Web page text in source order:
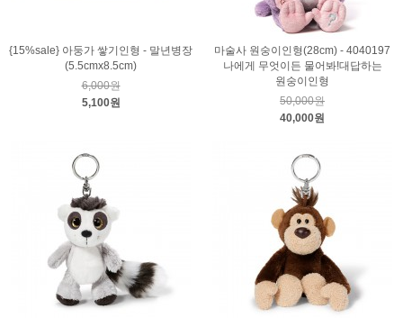
{15%sale} 아둥가 쌓기인형 - 말년병장
(5.5cmx8.5cm)
6,000원
5,100원
마술사 원숭이인형(28cm) - 4040197
나에게 무엇이든 물어봐!대답하는
원숭이인형
50,000원
40,000원